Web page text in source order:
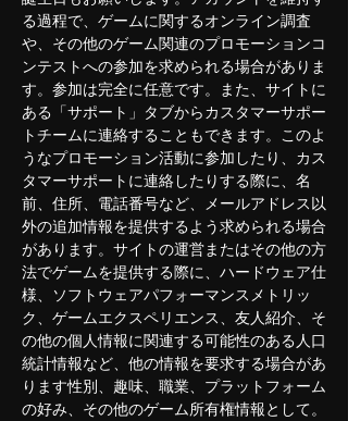
る過程で、ゲームに関するオンライン調査
や、その他のゲーム関連のプロモーションコ
ンテストへの参加を求められる場合がありま
す。参加は完全に任意です。また、サイトに
ある「サポート」タブからカスタマーサポー
トチームに連絡することもできます。このよ
うなプロモーション活動に参加したり、カス
タマーサポートに連絡したりする際に、名
前、住所、電話番号など、メールアドレス以
外の追加情報を提供するよう求められる場合
があります。サイトの運営またはその他の方
法でゲームを提供する際に、ハードウェア仕
様、ソフトウェアパフォーマンスメトリッ
ク、ゲームエクスペリエンス、友人紹介、そ
の他の個人情報に関連する可能性のある人口
統計情報など、他の情報を要求する場合があ
ります性別、趣味、職業、プラットフォーム
の好み、その他のゲーム所有権情報として。